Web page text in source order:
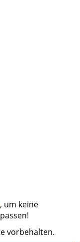
, um keine
vorbehalten.